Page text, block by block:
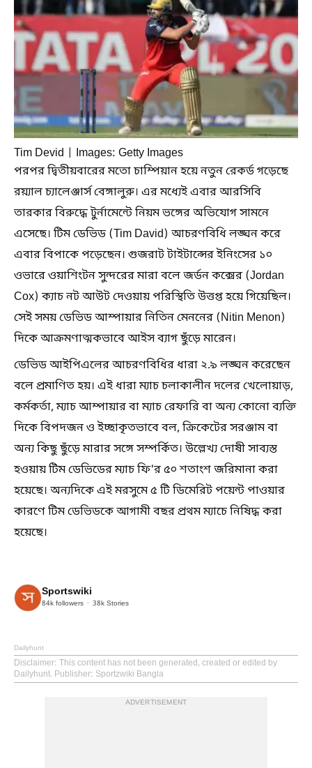
Tim Devid | Images: Getty Images
পরপর দ্বিতীয়বারের মতো চাম্পিয়ান হয়ে নতুন রেকর্ড গড়েছে
রয়্যাল চ্যালেঞ্জার্স বেঙ্গালুরু। এর মধ্যেই এবার আরসিবি
তারকার বিরুদ্ধে টুর্নামেন্টে নিয়ম ভঙ্গের অভিযোগ সামনে
এসেছে। টিম ডেভিড (Tim David) আচরণবিধি লঙ্ঘন করে
এবার বিপাকে পড়েছেন। গুজরাট টাইটান্সের ইনিংসের ১০
ওভারে ওয়াশিংটন সুন্দরের মারা বলে জর্ডন কক্সের (Jordan
Cox) ক্যাচ নট আউট দেওয়ায় পরিস্থিতি উত্তপ্ত হয়ে গিয়েছিল।
সেই সময় ডেভিড আম্পায়ার নিতিন মেননের (Nitin Menon)
দিকে আক্রমণাত্মকভাবে আইস ব্যাগ ছুঁড়ে মারেন।
ডেভিড আইপিএলের আচরণবিধির ধারা ২.৯ লঙ্ঘন করেছেন
বলে প্রমাণিত হয়। এই ধারা ম্যাচ চলাকালীন দলের খেলোয়াড়,
কর্মকর্তা, ম্যাচ আম্পায়ার বা ম্যাচ রেফারি বা অন্য কোনো ব্যক্তি
দিকে বিপদজন ও ইচ্ছাকৃতভাবে বল, ক্রিকেটের সরঞ্জাম বা
অন্য কিছু ছুঁড়ে মারার সঙ্গে সম্পর্কিত। উল্লেখ্য দোষী সাব্যস্ত
হওয়ায় টিম ডেভিডের ম্যাচ ফি'র ৫০ শতাংশ জরিমানা করা
হয়েছে। অন্যদিকে এই মরসুমে ৫ টি ডিমেরিট পয়েন্ট পাওয়ার
কারণে টিম ডেভিডকে আগামী বছর প্রথম ম্যাচে নিষিদ্ধ করা
হয়েছে।
Sportswiki
84k followers 38k Stories
Dailyhunt
Disclaimer: This content has not been generated, created or edited by
Dailyhunt. Publisher: Sportzwiki Bangla
ADVERTISEMENT